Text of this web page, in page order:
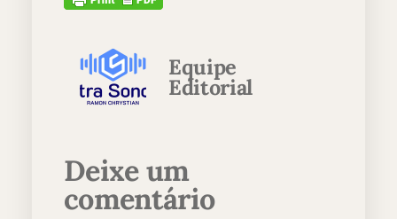
Equipe
Editorial
Deixe um
comentário